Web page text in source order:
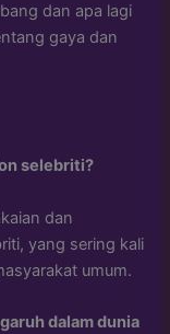
dan apa lagi
gaya dan
selebriti?
dan
yang sering kali
umum.
dalam dunia